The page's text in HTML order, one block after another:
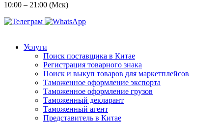
10:00 – 21:00 (Мск)
Услуги
Поиск поставщика в Китае
Регистрация товарного знака
Поиск и выкуп товаров для маркетплейсов
Таможенное оформление экспорта
Таможенное оформление грузов
Таможенный декларант
Таможенный агент
Представитель в Китае